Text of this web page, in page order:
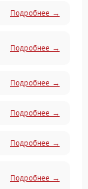
Подробнее →
Подробнее →
Подробнее →
Подробнее →
Подробнее →
Подробнее →